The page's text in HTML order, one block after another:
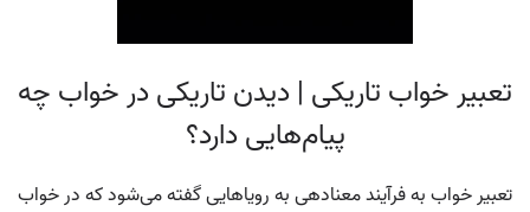
تعبیر خواب تاریکی | دیدن تاریکی در خواب چه
پیام‌هایی دارد؟
تعبیر خواب به فرآیند معنادهی به رویاهایی گفته می‌شود که در خواب